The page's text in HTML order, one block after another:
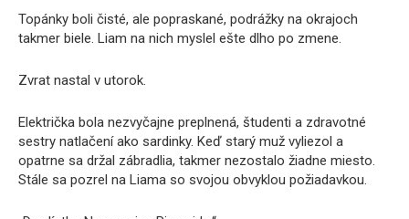
Topánky boli čisté, ale popraskané, podrážky na okrajoch
takmer biele. Liam na nich myslel ešte dlho po zmene.
Zvrat nastal v utorok.
Električka bola nezvyčajne preplnená, študenti a zdravotné
sestry natlačení ako sardinky. Keď starý muž vyliezol a
opatrne sa držal zábradlia, takmer nezostalo žiadne miesto.
Stále sa pozrel na Liama ​​so svojou obvyklou požiadavkou.